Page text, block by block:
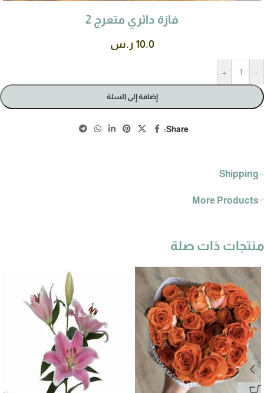
فازة دائري متعرج 2
10.0 ر.س
-
+
إضافة إلى السلة
Share:
Shipping
More Products
منتجات ذات صلة